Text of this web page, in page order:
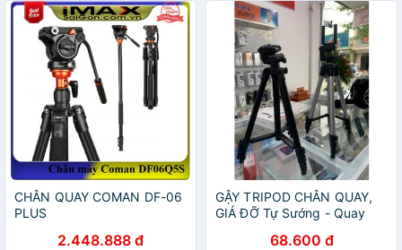
CHÂN QUAY COMAN DF-06
PLUS
2.448.888 đ
GẬY TRIPOD CHÂN QUAY,
GIÁ ĐỠ Tự Sướng - Quay
68.600 đ